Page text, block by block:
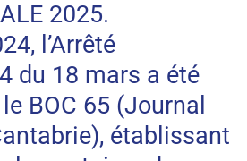
2025.
l’Arrêté
du 18 mars a été
BOC 65 (Journal
établissant